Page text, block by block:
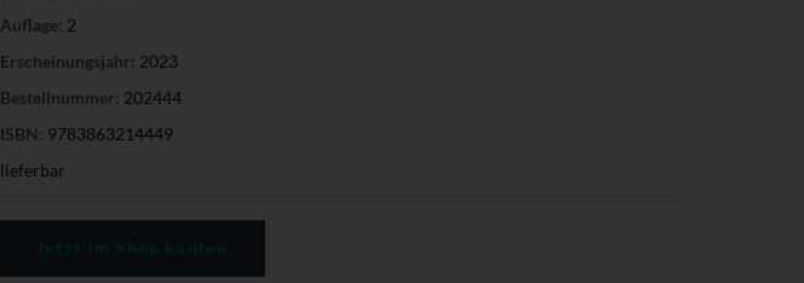
Auflage: 2
Erscheinungsjahr: 2023
Bestellnummer: 202444
ISBN: 9783863214449
lieferbar